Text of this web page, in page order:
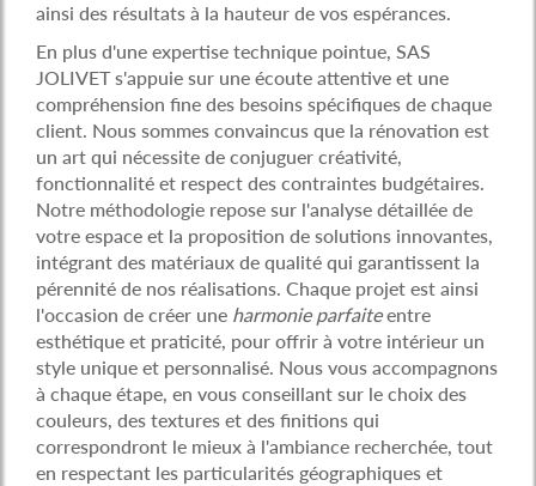
ainsi des résultats à la hauteur de vos espérances.
En plus d'une expertise technique pointue, SAS
JOLIVET s'appuie sur une écoute attentive et une
compréhension fine des besoins spécifiques de chaque
client. Nous sommes convaincus que la rénovation est
un art qui nécessite de conjuguer créativité,
fonctionnalité et respect des contraintes budgétaires.
Notre méthodologie repose sur l'analyse détaillée de
votre espace et la proposition de solutions innovantes,
intégrant des matériaux de qualité qui garantissent la
pérennité de nos réalisations. Chaque projet est ainsi
l'occasion de créer une harmonie parfaiteentre
esthétique et praticité, pour offrir à votre intérieur un
style unique et personnalisé. Nous vous accompagnons
à chaque étape, en vous conseillant sur le choix des
couleurs, des textures et des finitions qui
correspondront le mieux à l'ambiance recherchée, tout
en respectant les particularités géographiques et